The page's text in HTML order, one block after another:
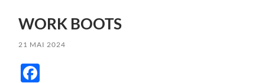
WORK BOOTS
21 MAI 2024